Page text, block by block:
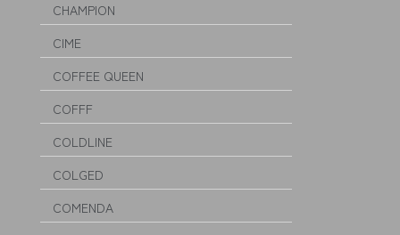
CHAMPION
CIME
COFFEE QUEEN
COFFF
COLDLINE
COLGED
COMENDA